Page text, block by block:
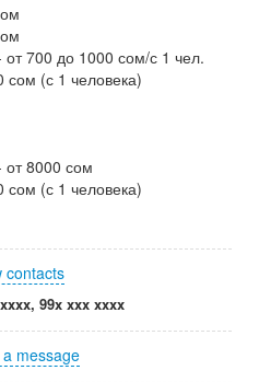
700 до 1000 сом/с 1 чел.
сом (с 1 человека)
8000 сом
сом (с 1 человека)
contacts
99x xxx xxxx
message